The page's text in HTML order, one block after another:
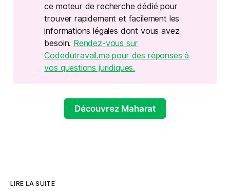
ce moteur de recherche dédié pour
trouver rapidement et facilement les
informations légales dont vous avez
besoin. Rendez-vous sur
Codedutravail.ma pour des réponses à
vos questions juridiques.
Découvrez Maharat
LIRE LA SUITE